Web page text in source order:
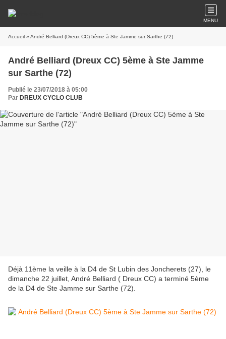
MENU
Accueil » André Belliard (Dreux CC) 5ème à Ste Jamme sur Sarthe (72)
André Belliard (Dreux CC) 5ème à Ste Jamme
sur Sarthe (72)
Publié le 23/07/2018 à 05:00
Par DREUX CYCLO CLUB
Déjà 11ème la veille à la D4 de St Lubin des Joncherets (27), le
dimanche 22 juillet, André Belliard ( Dreux CC) a terminé 5ème
de la D4 de Ste Jamme sur Sarthe (72).